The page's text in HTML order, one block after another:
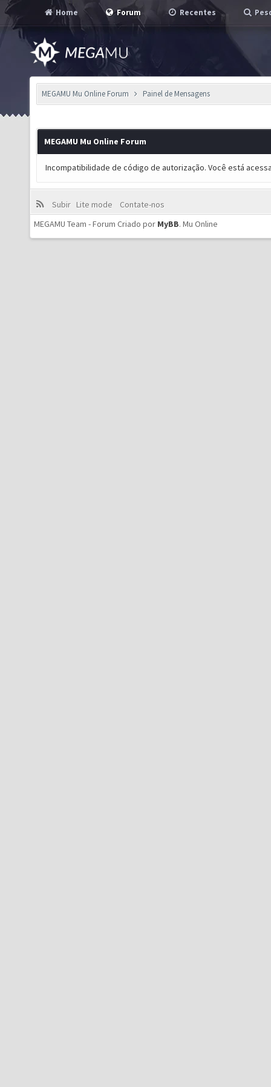
Home Forum Recentes
MEGAMU Mu Online Forum Painel de Mensagens
MEGAMU Mu Online Forum
Incompatibilidade de código de autorização. Você está
Subir Lite mode
Contate-nos
MEGAMU Team - Forum Criado por MyBB. Mu Online